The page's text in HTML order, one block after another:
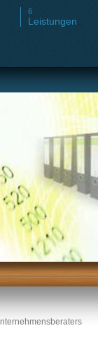
Leistungen